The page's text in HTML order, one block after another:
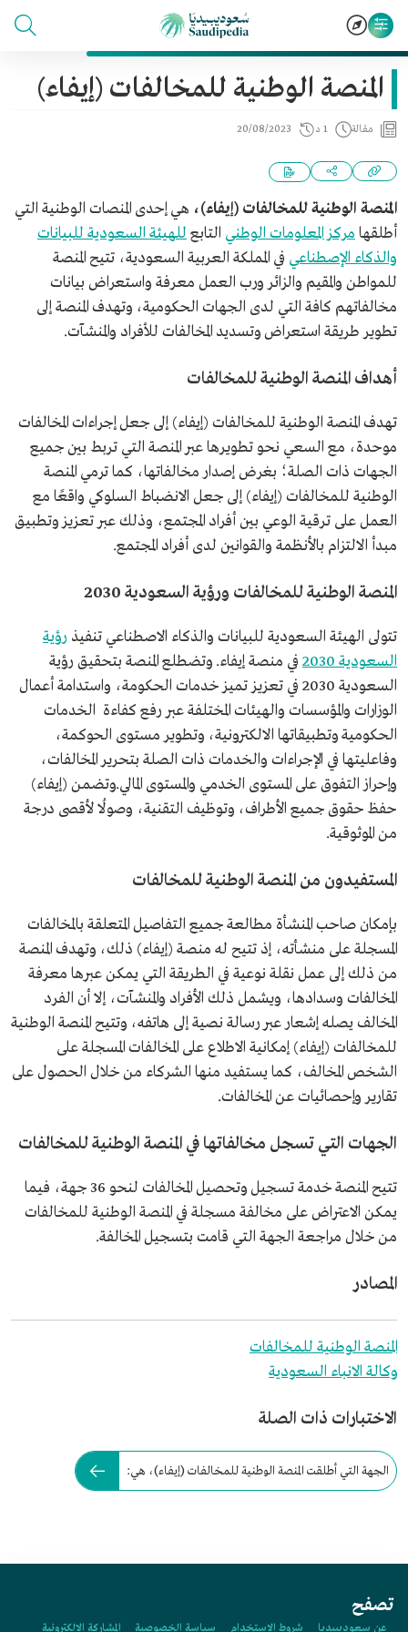
المنصة الوطنية للمخالفات (إيفاء)
مقالة 1 د 20/08/2023
المنصة الوطنية للمخالفات (إيفاء)، هي إحدى المنصات الوطنية التي
أطلقها مركز المعلومات الوطني التابع للهيئة السعودية للبيانات
والذكاء الإصطناعي في المملكة العربية السعودية، تتيح المنصة
للمواطن والمقيم والزائر ورب العمل معرفة واستعراض بيانات
مخالفاتهم كافة التي لدى الجهات الحكومية، وتهدف المنصة إلى
تطوير طريقة استعراض وتسديد المخالفات للأفراد والمنشآت.
أهداف المنصة الوطنية للمخالفات
تهدف المنصة الوطنية للمخالفات (إيفاء) إلى جعل إجراءات المخالفات
موحدة، مع السعي نحو تطويرها عبر المنصة التي تربط بين جميع
الجهات ذات الصلة؛ بغرض إصدار مخالفاتها، كما ترمي المنصة
الوطنية للمخالفات (إيفاء) إلى جعل الانضباط السلوكي واقعًا مع
العمل على ترقية الوعي بين أفراد المجتمع، وذلك عبر تعزيز وتطبيق
مبدأ الالتزام بالأنظمة والقوانين لدى أفراد المجتمع.
المنصة الوطنية للمخالفات ورؤية السعودية 2030
تتولى الهيئة السعودية للبيانات والذكاء الاصطناعي تنفيذ رؤية
السعودية 2030
في منصة إيفاء. وتضطلع المنصة بتحقيق رؤية
السعودية 2030 في تعزيز تميز خدمات الحكومة، واستدامة أعمال
الوزارات والمؤسسات والهيئات المختلفة عبر رفع كفاءة الخدمات
الحكومية وتطبيقاتها الالكترونية، وتطوير مستوى الحوكمة،
وفاعليتها في الإجراءات والخدمات ذات الصلة بتحرير المخالفات،
وإحراز التفوق على المستوى الخدمي والمستوى المالي.وتضمن (إيفاء)
حفظ حقوق جميع الأطراف، وتوظيف التقنية، وصولُا لأقصى درجة
من الموثوقية.
المستفيدون من المنصة الوطنية للمخالفات
بإمكان صاحب المنشأة مطالعة جميع التفاصيل المتعلقة بالمخالفات
المسجلة على منشأته، إذ تتيح له منصة (إيفاء) ذلك، وتهدف المنصة
من ذلك إلى عمل نقلة نوعية في الطريقة التي يمكن عبرها معرفة
المخالفات وسدادها، ويشمل ذلك الأفراد والمنشآت، إلا أن الفرد
المخالف يصله إشعار عبر رسالة نصية إلى هاتفه، وتتيح المنصة الوطنية
للمخالفات (إيفاء) إمكانية الاطلاع على المخالفات المسجلة على
الشخص المخالف، كما يستفيد منها الشركاء من خلال الحصول على
تقارير وإحصائيات عن المخالفات.
الجهات التي تسجل مخالفاتها في المنصة الوطنية للمخالفات
تتيح المنصة خدمة تسجيل وتحصيل المخالفات لنحو 36 جهة، فيما
يمكن الاعتراض على مخالفة مسجلة في المنصة الوطنية للمخالفات
من خلال مراجعة الجهة التي قامت بتسجيل المخالفة.
المصادر
المنصة الوطنية للمخالفات
وكالة الانباء السعودية
الاختبارات ذات الصلة
الجهة التي أطلقت المنصة الوطنية للمخالفات (إيفاء)، هي:
تصفح
عن سعوديبيديا شروط الاستخدام سياسة الخصوصية المشاركة الإلكترونية